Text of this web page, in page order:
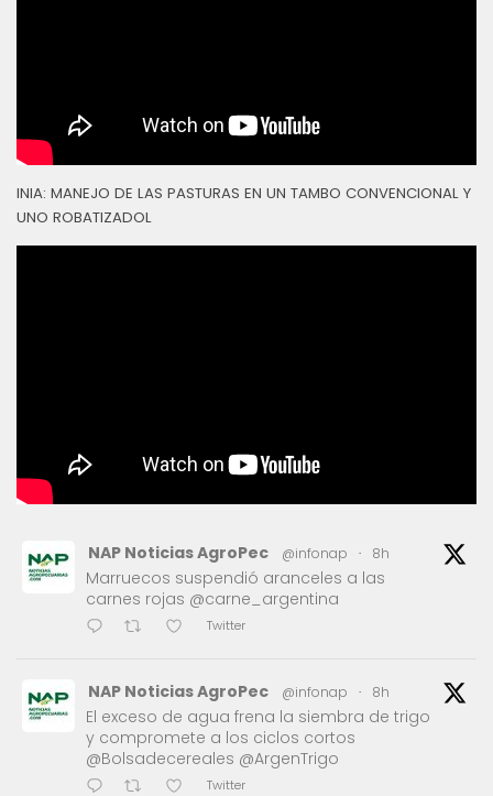
INIA: MANEJO DE LAS PASTURAS EN UN TAMBO CONVENCIONAL Y
UNO ROBATIZADOL
NAP Noticias AgroPec @infonap · 8h
Marruecos suspendió aranceles a las
carnes rojas @carne_argentina
Twitter
NAP Noticias AgroPec @infonap · 8h
El exceso de agua frena la siembra de trigo
y compromete a los ciclos cortos
@Bolsadecereales @ArgenTrigo
Twitter